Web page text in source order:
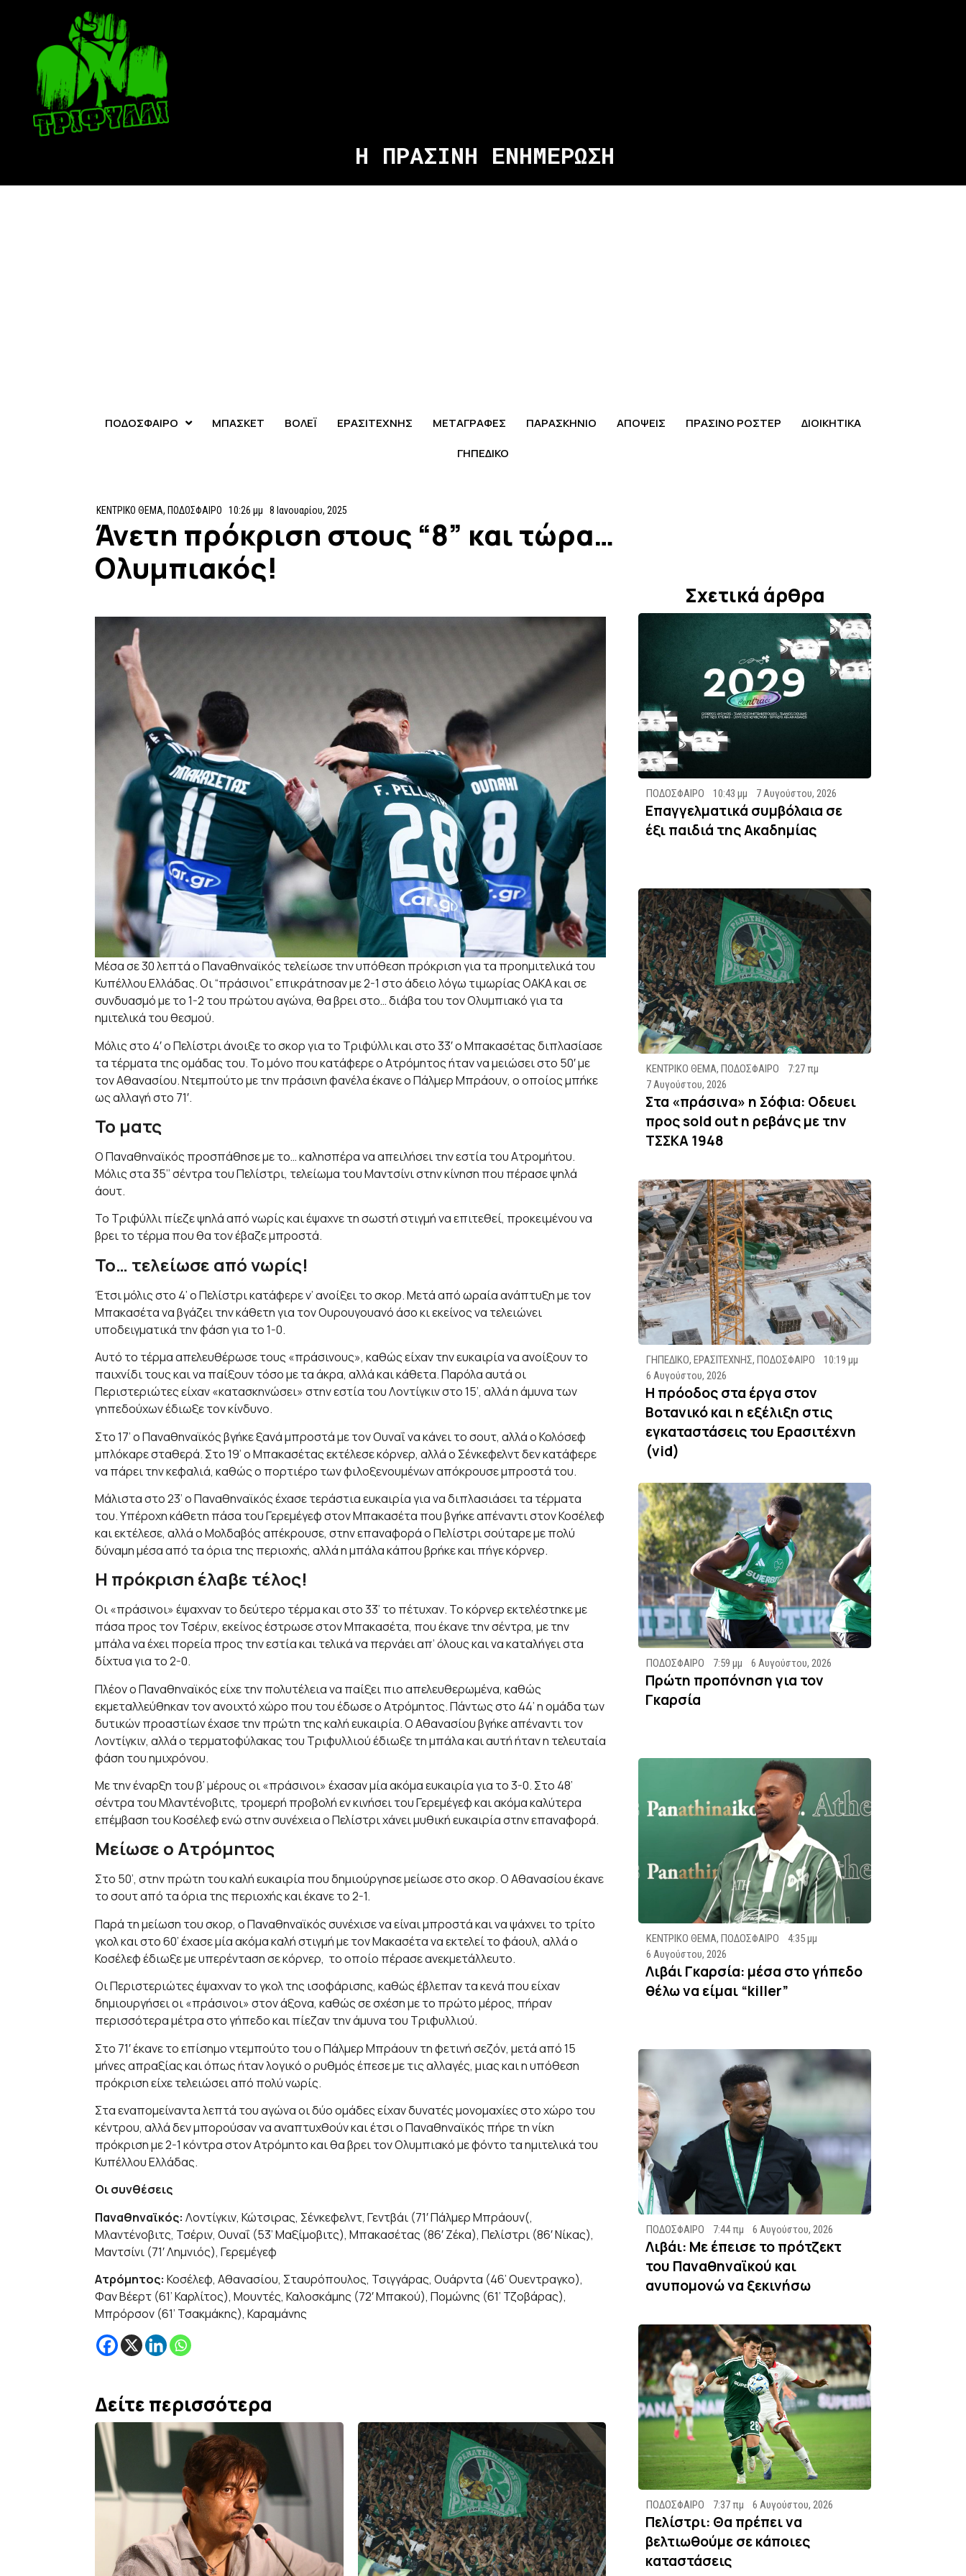
Η ΠΡΑΣΙΝΗ ΕΝΗΜΕΡΩΣΗ
ΠΟΔΟΣΦΑΙΡΟ ΜΠΑΣΚΕΤ ΒΟΛΕΪ ΕΡΑΣΙΤΕΧΝΗΣ ΜΕΤΑΓΡΑΦΕΣ ΠΑΡΑΣΚΗΝΙΟ ΑΠΟΨΕΙΣ ΠΡΑΣΙΝΟ ΡΟΣΤΕΡ
ΔΙΟΙΚΗΤΙΚΑ
ΓΗΠΕΔΙΚΟ
ΚΕΝΤΡΙΚΟ ΘΕΜΑ, ΠΟΔΟΣΦΑΙΡΟ 10:26 μμ 8 Ιανουαρίου, 2025
Άνετη πρόκριση στους “8” και τώρα…
Ολυμπιακός!
Μέσα σε 30 λεπτά ο Παναθηναϊκός τελείωσε την υπόθεση πρόκριση για τα προημιτελικά του
Κυπέλλου Ελλάδας. Οι “πράσινοι” επικράτησαν με 2-1 στο άδειο λόγω τιμωρίας ΟΑΚΑ και σε
συνδυασμό με το 1-2 του πρώτου αγώνα, θα βρει στο… διάβα του τον Ολυμπιακό για τα
ημιτελικά του θεσμού.
Μόλις στο 4′ ο Πελίστρι άνοιξε το σκορ για το Τριφύλλι και στο 33′ ο Μπακασέτας διπλασίασε
τα τέρματα της ομάδας του. Το μόνο που κατάφερε ο Ατρόμητος ήταν να μειώσει στο 50′ με
τον Αθανασίου. Ντεμπούτο με την πράσινη φανέλα έκανε ο Πάλμερ Μπράουν, ο οποίος μπήκε
ως αλλαγή στο 71′.
Το ματς
Ο Παναθηναϊκός προσπάθησε με το… καλησπέρα να απειλήσει την εστία του Ατρομήτου.
Μόλις στα 35’’ σέντρα του Πελίστρι, τελείωμα του Μαντσίνι στην κίνηση που πέρασε ψηλά
άουτ.
Το Τριφύλλι πίεζε ψηλά από νωρίς και έψαχνε τη σωστή στιγμή να επιτεθεί, προκειμένου να
βρει το τέρμα που θα τον έβαζε μπροστά.
Το… τελείωσε από νωρίς!
Έτσι μόλις στο 4’ ο Πελίστρι κατάφερε ν’ ανοίξει το σκορ. Μετά από ωραία ανάπτυξη με τον
Μπακασέτα να βγάζει την κάθετη για τον Ουρουγουανό άσο κι εκείνος να τελειώνει
υποδειγματικά την φάση για το 1-0.
Αυτό το τέρμα απελευθέρωσε τους «πράσινους», καθώς είχαν την ευκαιρία να ανοίξουν το
παιχνίδι τους και να παίξουν τόσο με τα άκρα, αλλά και κάθετα. Παρόλα αυτά οι
Περιστεριώτες είχαν «κατασκηνώσει» στην εστία του Λοντίγκιν στο 15’, αλλά η άμυνα των
γηπεδούχων έδιωξε τον κίνδυνο.
Στο 17’ ο Παναθηναϊκός βγήκε ξανά μπροστά με τον Ουναΐ να κάνει το σουτ, αλλά ο Κολόσεφ
μπλόκαρε σταθερά. Στο 19’ ο Μπακασέτας εκτέλεσε κόρνερ, αλλά ο Σένκεφελντ δεν κατάφερε
να πάρει την κεφαλιά, καθώς ο πορτιέρο των φιλοξενουμένων απόκρουσε μπροστά του.
Μάλιστα στο 23’ ο Παναθηναϊκός έχασε τεράστια ευκαιρία για να διπλασιάσει τα τέρματα
του. Υπέροχη κάθετη πάσα του Γερεμέγεφ στον Μπακασέτα που βγήκε απέναντι στον Κοσέλεφ
και εκτέλεσε, αλλά ο Μολδαβός απέκρουσε, στην επαναφορά ο Πελίστρι σούταρε με πολύ
δύναμη μέσα από τα όρια της περιοχής, αλλά η μπάλα κάπου βρήκε και πήγε κόρνερ.
Η πρόκριση έλαβε τέλος!
Οι «πράσινοι» έψαχναν το δεύτερο τέρμα και στο 33’ το πέτυχαν. Το κόρνερ εκτελέστηκε με
πάσα προς τον Τσέριν, εκείνος έστρωσε στον Μπακασέτα, που έκανε την σέντρα, με την
μπάλα να έχει πορεία προς την εστία και τελικά να περνάει απ’ όλους και να καταλήγει στα
δίχτυα για το 2-0.
Πλέον ο Παναθηναϊκός είχε την πολυτέλεια να παίξει πιο απελευθερωμένα, καθώς
εκμεταλλεύθηκαν τον ανοιχτό χώρο που του έδωσε ο Ατρόμητος. Πάντως στο 44’ η ομάδα των
δυτικών προαστίων έχασε την πρώτη της καλή ευκαιρία. Ο Αθανασίου βγήκε απέναντι τον
Λοντίγκιν, αλλά ο τερματοφύλακας του Τριφυλλιού έδιωξε τη μπάλα και αυτή ήταν η τελευταία
φάση του ημιχρόνου.
Με την έναρξη του β’ μέρους οι «πράσινοι» έχασαν μία ακόμα ευκαιρία για το 3-0. Στο 48’
σέντρα του Μλαντένοβιτς, τρομερή προβολή εν κινήσει του Γερεμέγεφ και ακόμα καλύτερα
επέμβαση του Κοσέλεφ ενώ στην συνέχεια ο Πελίστρι χάνει μυθική ευκαιρία στην επαναφορά.
Μείωσε ο Ατρόμητος
Στο 50’, στην πρώτη του καλή ευκαιρία που δημιούργησε μείωσε στο σκορ. Ο Αθανασίου έκανε
το σουτ από τα όρια της περιοχής και έκανε το 2-1.
Παρά τη μείωση του σκορ, ο Παναθηναϊκός συνέχισε να είναι μπροστά και να ψάχνει το τρίτο
γκολ και στο 60’ έχασε μία ακόμα καλή στιγμή με τον Μακασέτα να εκτελεί το φάουλ, αλλά ο
Κοσέλεφ έδιωξε με υπερένταση σε κόρνερ, το οποίο πέρασε ανεκμετάλλευτο.
Οι Περιστεριώτες έψαχναν το γκολ της ισοφάρισης, καθώς έβλεπαν τα κενά που είχαν
δημιουργήσει οι «πράσινοι» στον άξονα, καθώς σε σχέση με το πρώτο μέρος, πήραν
περισσότερα μέτρα στο γήπεδο και πίεζαν την άμυνα του Τριφυλλιού.
Στο 71′ έκανε το επίσημο ντεμπούτο του ο Πάλμερ Μπράουν τη φετινή σεζόν, μετά από 15
μήνες απραξίας και όπως ήταν λογικό ο ρυθμός έπεσε με τις αλλαγές, μιας και η υπόθεση
πρόκριση είχε τελειώσει από πολύ νωρίς.
Στα εναπομείναντα λεπτά του αγώνα οι δύο ομάδες είχαν δυνατές μονομαχίες στο χώρο του
κέντρου, αλλά δεν μπορούσαν να αναπτυχθούν και έτσι ο Παναθηναϊκός πήρε τη νίκη
πρόκριση με 2-1 κόντρα στον Ατρόμητο και θα βρει τον Ολυμπιακό με φόντο τα ημιτελικά του
Κυπέλλου Ελλάδας.
Οι συνθέσεις
Παναθηναϊκός: Λοντίγκιν, Κώτσιρας, Σένκεφελντ, Γεντβάι (71′ Πάλμερ Μπράουν(,
Μλαντένοβιτς, Τσέριν, Ουναΐ (53’ Μαξίμοβιτς), Μπακασέτας (86′ Ζέκα), Πελίστρι (86′ Νίκας),
Μαντσίνι (71′ Λημνιός), Γερεμέγεφ
Ατρόμητος: Κοσέλεφ, Αθανασίου, Σταυρόπουλος, Τσιγγάρας, Ουάρντα (46’ Ουεντραγκο),
Φαν Βέερτ (61’ Καρλίτος), Μουντές, Καλοσκάμης (72′ Μπακού), Πομώνης (61’ Τζοβάρας),
Μπρόρσον (61’ Τσακμάκης), Καραμάνης
Δείτε περισσότερα
Σχετικά άρθρα
ΠΟΔΟΣΦΑΙΡΟ 10:43 μμ 7 Αυγούστου, 2026
Επαγγελματικά συμβόλαια σε
έξι παιδιά της Ακαδημίας
ΚΕΝΤΡΙΚΟ ΘΕΜΑ, ΠΟΔΟΣΦΑΙΡΟ
7:27 πμ
7 Αυγούστου, 2026
Στα «πράσινα» η Σόφια: Οδευει
προς sold out η ρεβάνς με την
ΤΣΣΚΑ 1948
ΓΗΠΕΔΙΚΟ, ΕΡΑΣΙΤΕΧΝΗΣ, ΠΟΔΟΣΦΑΙΡΟ
10:19 μμ
6 Αυγούστου, 2026
Η πρόοδος στα έργα στον
Βοτανικό και η εξέλιξη στις
εγκαταστάσεις του Ερασιτέχνη
(vid)
ΠΟΔΟΣΦΑΙΡΟ 7:59 μμ 6 Αυγούστου, 2026
Πρώτη προπόνηση για τον
Γκαρσία
ΚΕΝΤΡΙΚΟ ΘΕΜΑ, ΠΟΔΟΣΦΑΙΡΟ
4:35 μμ
6 Αυγούστου, 2026
Λιβάι Γκαρσία: μέσα στο γήπεδο
θέλω να είμαι “killer”
ΠΟΔΟΣΦΑΙΡΟ 7:44 πμ 6 Αυγούστου, 2026
Λιβάι: Με έπεισε το πρότζεκτ
του Παναθηναϊκού και
ανυπομονώ να ξεκινήσω
ΠΟΔΟΣΦΑΙΡΟ 7:37 πμ 6 Αυγούστου, 2026
Πελίστρι: Θα πρέπει να
βελτιωθούμε σε κάποιες
καταστάσεις